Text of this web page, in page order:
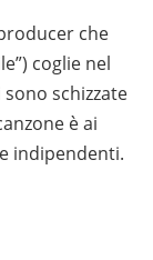
che
coglie nel
schizzate
è ai
indipendenti.